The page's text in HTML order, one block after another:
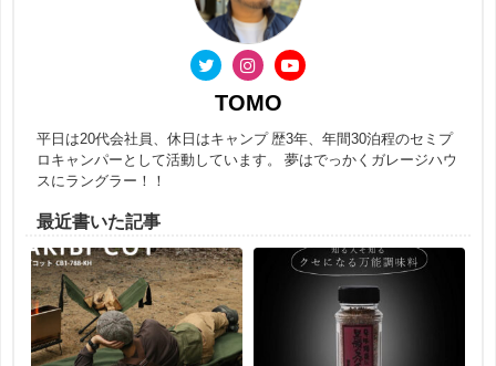
TOMO
平日は20代会社員、休日はキャンプ 歴3年、年間30泊程のセミプ
ロキャンパーとして活動しています。 夢はでっかくガレージハウ
スにラングラー！！
最近書いた記事